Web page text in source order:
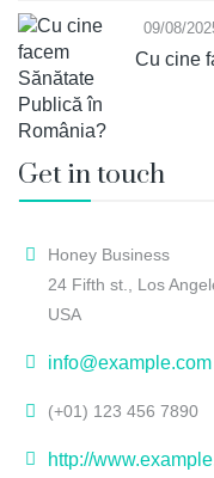
09/08/
Cu cine
Get in touch
Honey Business
24 Fifth st., Los
USA
info@example.com
(+01) 123 456 7890
http://